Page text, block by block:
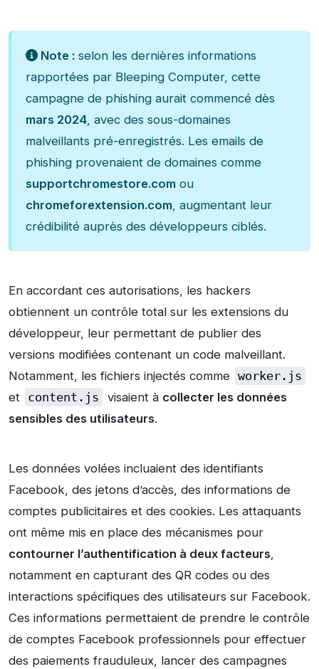
Note : selon les dernières informations
rapportées par Bleeping Computer, cette
campagne de phishing aurait commencé dès
mars 2024, avec des sous-domaines
malveillants pré-enregistrés. Les emails de
phishing provenaient de domaines comme
supportchromestore.com ou
chromeforextension.com, augmentant leur
crédibilité auprès des développeurs ciblés.
En accordant ces autorisations, les hackers
obtiennent un contrôle total sur les extensions du
développeur, leur permettant de publier des
versions modifiées contenant un code malveillant.
Notamment, les fichiers injectés comme worker.js
et content.js visaient à collecter les données
sensibles des utilisateurs.
Les données volées incluaient des identifiants
Facebook, des jetons d’accès, des informations de
comptes publicitaires et des cookies. Les attaquants
ont même mis en place des mécanismes pour
contourner l’authentification à deux facteurs,
notamment en capturant des QR codes ou des
interactions spécifiques des utilisateurs sur Facebook.
Ces informations permettaient de prendre le contrôle
de comptes Facebook professionnels pour effectuer
des paiements frauduleux, lancer des campagnes